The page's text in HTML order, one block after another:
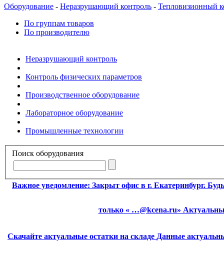
Оборудование - Неразрушающий контроль - Тепловизионный
По группам товаров
По производителю
Неразрушающий контроль
Контроль физических параметров
Производственное оборудование
Лабораторное оборудование
Промышленные технологии
Поиск оборудования
Важное уведомление: Закрыт офис в г. Екатеринбург.
только « …@kcena.ru»
Скачайте актуальные остатки на складе Данные